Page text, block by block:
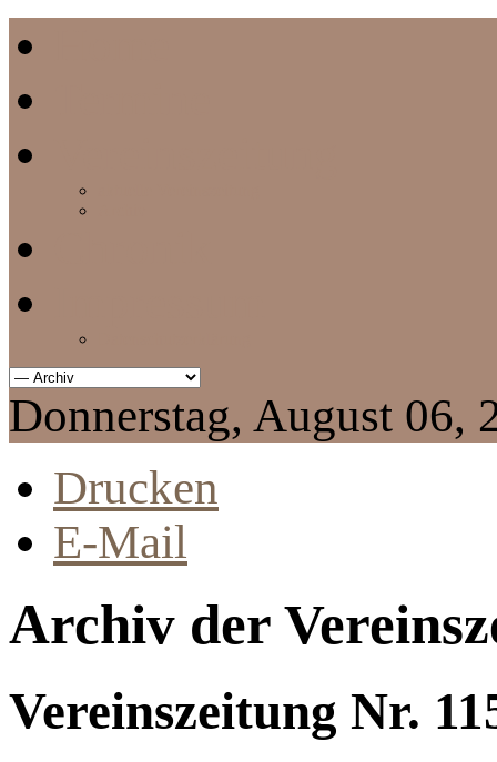
Donnerstag, August 06,
Drucken
E-Mail
Archiv der
Vereinszeitung Nr.